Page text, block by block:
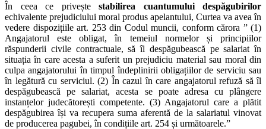
În ceea ce privește stabilirea cuantumului despăgubirilor
echivalente prejudiciului moral produs apelantului, Curtea va avea în
vedere dispozițiile art. 253 din Codul muncii, conform cărora ” (1)
Angajatorul este obligat, în temeiul normelor și principiilor
răspunderii civile contractuale, să îl despăgubească pe salariat în
situația în care acesta a suferit un prejudiciu material sau moral din
culpa angajatorului în timpul îndeplinirii obligațiilor de serviciu sau
în legătură cu serviciul. (2) În cazul în care angajatorul refuză să îl
despăgubească pe salariat, acesta se poate adresa cu plângere
instanțelor judecătorești competente. (3) Angajatorul care a plătit
despăgubirea își va recupera suma aferentă de la salariatul vinovat
de producerea pagubei, în condițiile art. 254 și următoarele.”